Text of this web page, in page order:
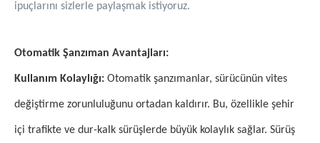
ipuçlarını sizlerle paylaşmak istiyoruz.
Otomatik Şanzıman Avantajları:
Kullanım Kolaylığı: Otomatik şanzımanlar, sürücünün vites
değiştirme zorunluluğunu ortadan kaldırır. Bu, özellikle şehir
içi trafikte ve dur-kalk sürüşlerde büyük kolaylık sağlar. Sürüş